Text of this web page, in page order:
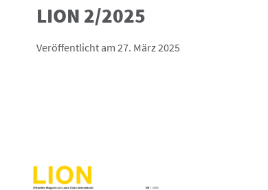
LION 2/2025
Veröffentlicht am 27. März 2025